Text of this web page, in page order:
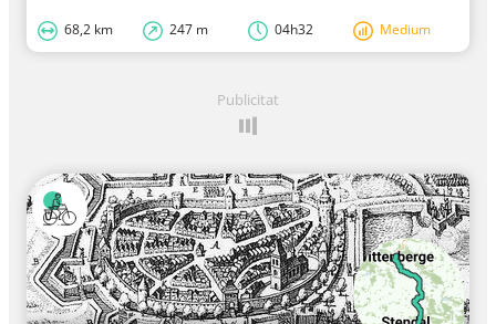
68,2 km 247 m 04h32 Medium
Publicitat